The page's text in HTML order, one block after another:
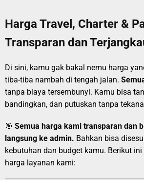
Harga Travel, Charter &
Transparan dan
Di sini, kamu gak bakal nemu harga
tiba-tiba nambah di tengah jalan.
tanpa biaya tersembunyi. Kamu bisa
bandingkan, dan putuskan tanpa
🎯 Semua harga kami transparan dan
langsung ke admin. Bahkan bisa
kebutuhan dan budget kamu. Berikut
harga layanan kami: